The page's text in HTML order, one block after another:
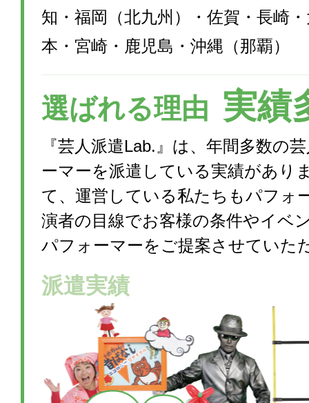
知・福岡（北九州）・佐賀・長崎
本・宮崎・鹿児島・沖縄（那覇）
選ばれる理由 実績
『芸人派遣Lab.』は、年間多数の
ーマーを派遣している実績があり
て、運営している私たちもパフォ
演者の目線でお客様の条件やイベ
パフォーマーをご提案させていた
派遣実績